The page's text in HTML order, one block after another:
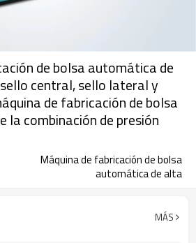
de bolsa automática de
central, sello lateral y
de fabricación de bolsa
la combinación de presión
Máquina de fabricación de bolsa
automática de alta
MÁS